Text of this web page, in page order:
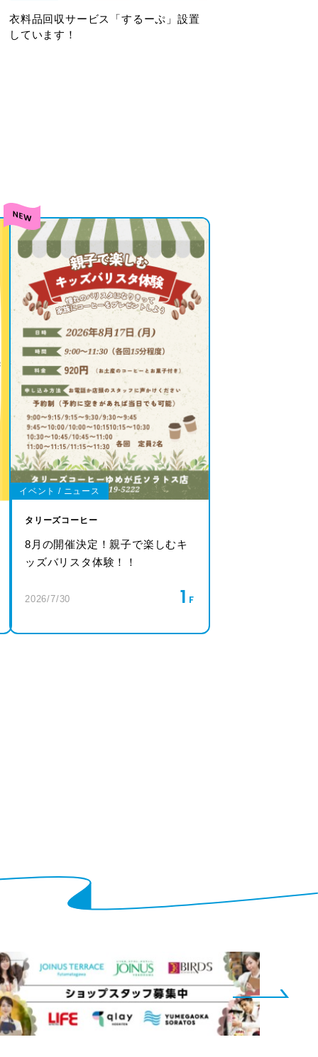
衣料品回収サービス「するーぷ」設置
しています！
イベント / ニュース
タリーズコーヒー
8月の開催決定！親子で楽しむキ
ッズバリスタ体験！！
2026/7/30 1